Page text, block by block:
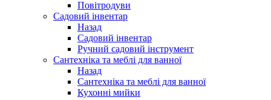
Повітродуви
Садовий інвентар
Назад
Садовий інвентар
Ручний садовий інструмент
Сантехніка та меблі для ванної
Назад
Сантехніка та меблі для ванної
Кухонні мийки